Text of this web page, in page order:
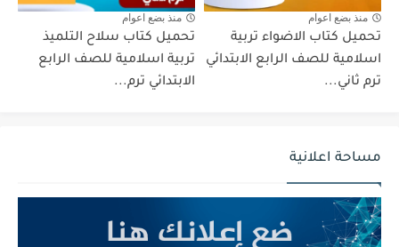
منذ بضع اعوام
تحميل كتاب الاضواء تربية
اسلامية للصف الرابع الابتدائي
ترم ثاني...
منذ بضع اعوام
تحميل كتاب سلاح التلميذ
تربية اسلامية للصف الرابع
الابتدائي ترم...
مساحة اعلانية